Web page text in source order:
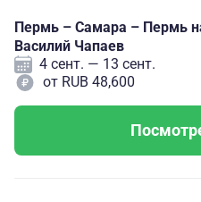
Пермь – Самара – Пермь
Василий Чапаев
4 сент. — 13 сент.
от RUB 48,600